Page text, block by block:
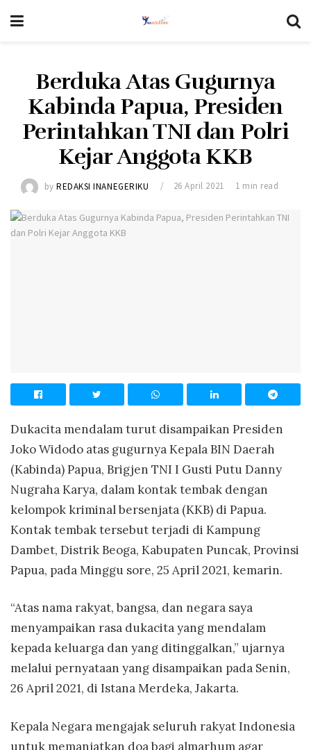
Berduka Atas Gugurnya
Kabinda Papua, Presiden
Perintahkan TNI dan Polri
Kejar Anggota KKB
by REDAKSI INANEGERIKU 26 April 2021 1 min read
Dukacita mendalam turut disampaikan Presiden
Joko Widodo atas gugurnya Kepala BIN Daerah
(Kabinda) Papua, Brigjen TNI I Gusti Putu Danny
Nugraha Karya, dalam kontak tembak dengan
kelompok kriminal bersenjata (KKB) di Papua.
Kontak tembak tersebut terjadi di Kampung
Dambet, Distrik Beoga, Kabupaten Puncak, Provinsi
Papua, pada Minggu sore, 25 April 2021, kemarin.
“Atas nama rakyat, bangsa, dan negara saya
menyampaikan rasa dukacita yang mendalam
kepada keluarga dan yang ditinggalkan,” ujarnya
melalui pernyataan yang disampaikan pada Senin,
26 April 2021, di Istana Merdeka, Jakarta.
Kepala Negara mengajak seluruh rakyat Indonesia
untuk memanjatkan doa bagi almarhum agar